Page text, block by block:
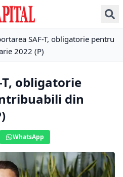
SAF-T, obligatorie pentru
2022 (P)
T, obligatorie
din
WhatsApp